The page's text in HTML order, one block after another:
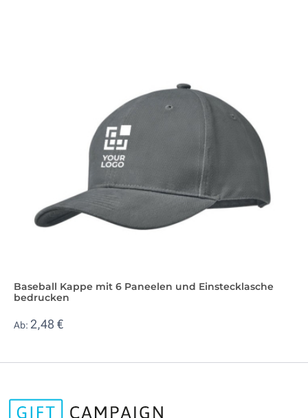
Baseball Kappe mit 6 Paneelen und Einstecklasche
bedrucken
Ab: 2,48 €